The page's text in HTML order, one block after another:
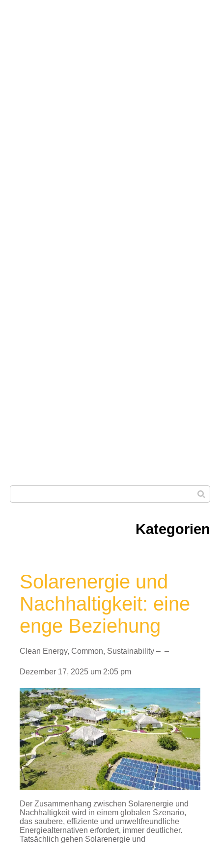
Solarenergie und
Nachhaltigkeit: eine
enge Beziehung
Clean Energy, Common, Sustainability – –
Dezember 17, 2025 um 2:05 pm
Der Zusammenhang zwischen Solarenergie und
Nachhaltigkeit wird in einem globalen Szenario,
das saubere, effiziente und umweltfreundliche
Energiealternativen erfordert, immer deutlicher.
Tatsächlich gehen Solarenergie und
Kategorien